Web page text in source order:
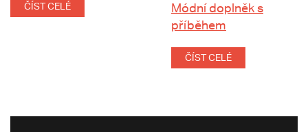
ČÍST CELÉ
Módní doplněk s
příběhem
ČÍST CELÉ